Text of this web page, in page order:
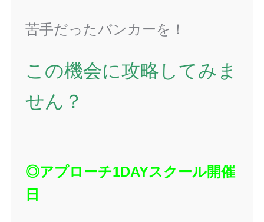
苦手だったバンカーを！
この機会に攻略してみま
せん？
◎アプローチ1DAYスクール開催
日